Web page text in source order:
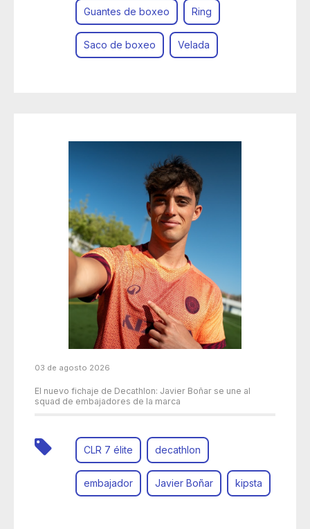
Guantes de boxeo Ring
Saco de boxeo Velada
03 de agosto 2026
El nuevo fichaje de Decathlon: Javier Boñar se une al
squad de embajadores de la marca
CLR 7 élite decathlon
embajador Javier Boñar kipsta